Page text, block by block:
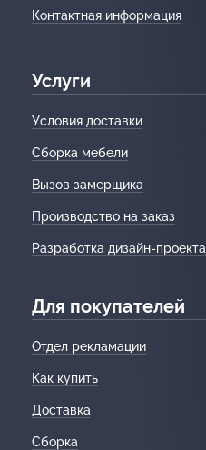
Контактная информация
Услуги
Условия доставки
Сборка мебели
Вызов замерщика
Производство на заказ
Разработка дизайн-проекта
Для покупателей
Отдел рекламации
Как купить
Доставка
Сборка